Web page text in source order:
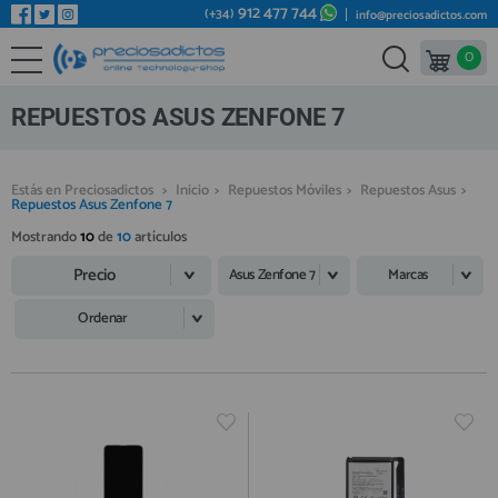
REPUESTOS MÓVILES
REPUESTOS TABLET
REPUESTOS VIDEOCONSOLAS
REPUESTOS OTROS DISPOSITIVOS
REPUESTOS PORTÁTILES
IC CHIP / FPC
Bienvenid@ otra vez
YA SOY CLIENTE
Regístrate en un momento
(+34) 912 477 744 info@preciosadictos.com
0
REPUESTOS ASUS ZENFONE 7
Estás en Preciosadictos > Inicio > Repuestos Móviles > Repuestos Asus >
Repuestos Asus Zenfone 7
Mostrando10de10artículos
Precio Asus Zenfone 7
Marcas
Ordenar